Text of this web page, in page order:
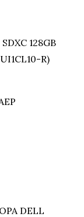
128GB
R)
DELL